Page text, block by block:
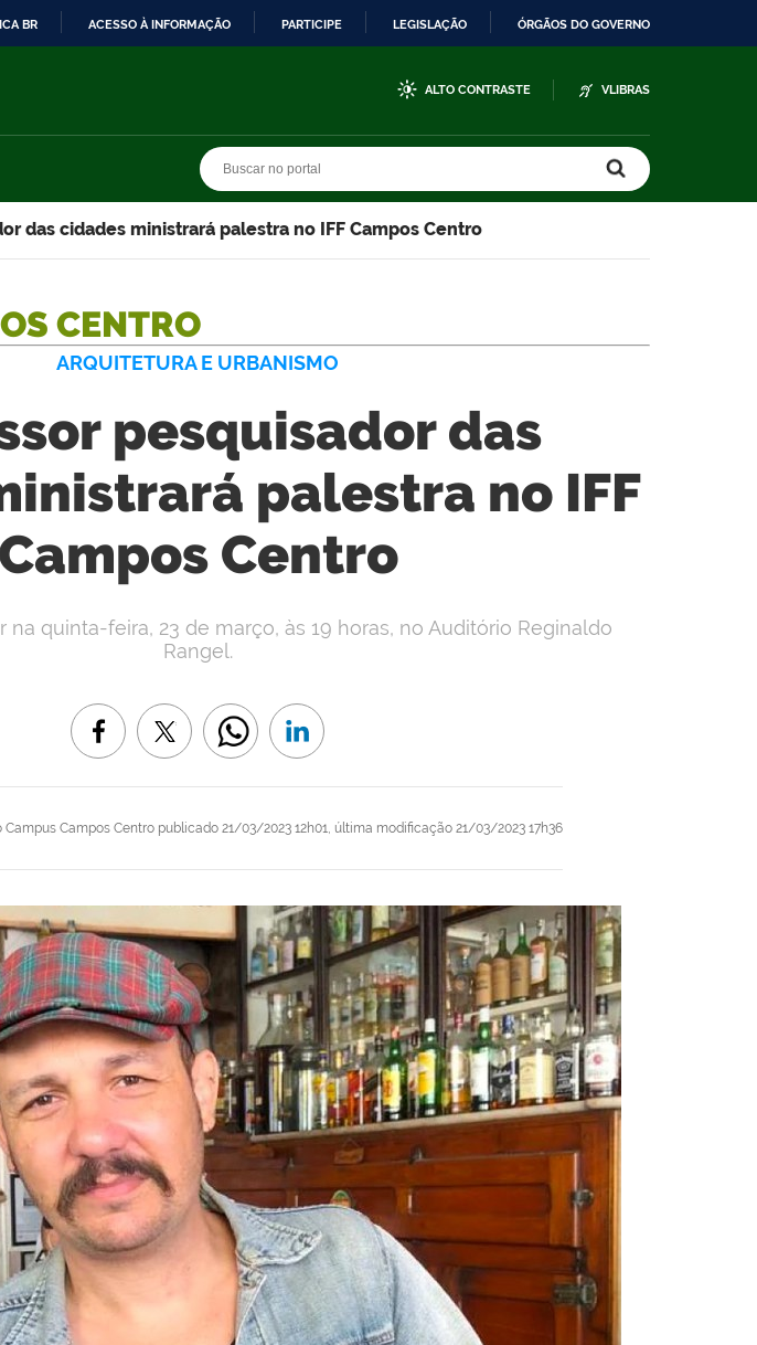
BR ACESSO À INFORMAÇÃO PARTICIPE LEGISLAÇÃO ÓRGÃOS DO GOVERNO
ALTO CONTRASTE VLIBRAS
das cidades ministrará palestra no IFF Campos Centro
CENTRO
ARQUITETURA E URBANISMO
pesquisador das
palestra no IFF
Campos Centro
Campos Centro publicado21/03/2023 12h01, última modificação21/03/2023 17h36
quinta-feira, 23 de março, às 19 horas, no Auditório Reginaldo
Rangel.